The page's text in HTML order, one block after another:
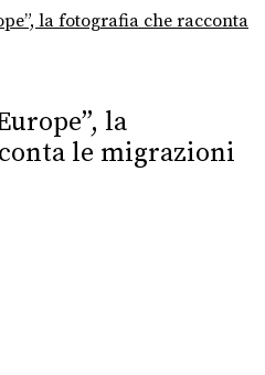
la fotografia che racconta
la
le migrazioni